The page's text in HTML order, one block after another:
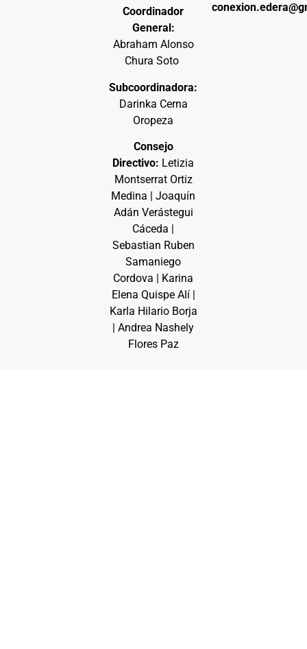
Coordinador
General:
Abraham Alonso
Chura Soto
Subcoordinadora:
Darinka Cerna
Oropeza
Consejo
Directivo: Letizia
Montserrat Ortiz
Medina | Joaquín
Adán Verástegui
Cáceda |
Sebastian Ruben
Samaniego
Cordova | Karina
Elena Quispe Alí |
Karla Hilario Borja
| Andrea Nashely
Flores Paz